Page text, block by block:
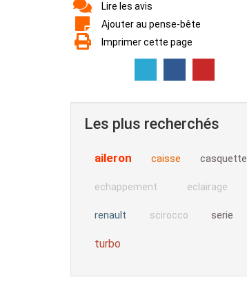
Lire les avis
Ajouter au pense-bête
Imprimer cette page
Les plus recherchés
aileron caisse casquette
echappement eclairage
renault scirocco serie
turbo